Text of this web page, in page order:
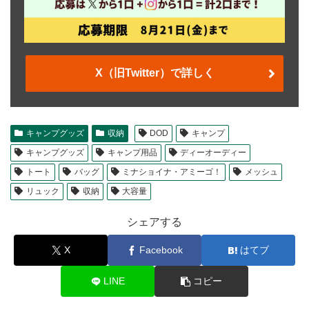
X（旧Twitter）で詳しく
キャンプグッズ 収納 DOD
キャンプ
キャンプグッズ
キャンプ用品
ディーオーディー
トート
バッグ ミナショイナ・アミーゴ！
メッシュ
リュック
収納 大容量
シェアする
X Facebook はてブ
LINE コピー